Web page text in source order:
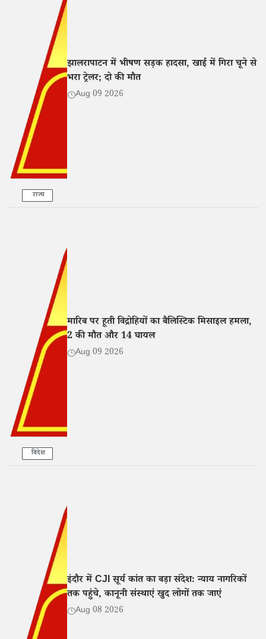
राज्य
झालरापाटन में भीषण सड़क हादसा, खाई में गिरा चूने से
भरा ट्रेलर; दो की मौत
Aug 09 2026
विदेश
मारिब पर हूती विद्रोहियों का बैलिस्टिक मिसाइल हमला,
2 की मौत और 14 घायल
Aug 09 2026
इंदौर में CJI सूर्य कांत का बड़ा संदेश: न्याय नागरिकों
तक पहुंचे, कानूनी संस्थाएं खुद लोगों तक जाएं
Aug 08 2026